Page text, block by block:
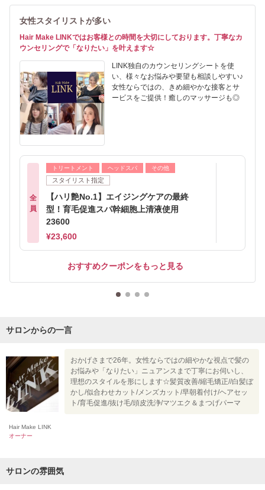
女性スタイリストが多い
Hair Make LINKではお客様との時間を大切にしております。丁寧なカ
ウンセリングで「なりたい」を叶えます☆
LINK独自のカウンセリングシートを使
い、様々なお悩みや要望も相談しやすい♪
女性ならではの、きめ細やかな接客とサ
ービスをご提供！癒しのマッサージも◎
全
員
トリートメント ヘッドスパ その他
スタイリスト指定
【ハリ艶No.1】エイジングケアの最終
型！育毛促進スパ幹細胞上清液使用
23600
¥23,600
おすすめクーポンをもっと見る
サロンからの一言
Hair Make LINK
オーナー
おかげさまで26年。女性ならではの細やかな視点で髪の
お悩みや「なりたい」ニュアンスまで丁寧にお伺いし、
理想のスタイルを形にします☆髪質改善/縮毛矯正//白髪ぼ
かし/似合わせカット/メンズカット/早朝着付け/ヘアセッ
ト/育毛促進/抜け毛/頭皮洗浄/マツエク＆まつげパーマ
サロンの雰囲気